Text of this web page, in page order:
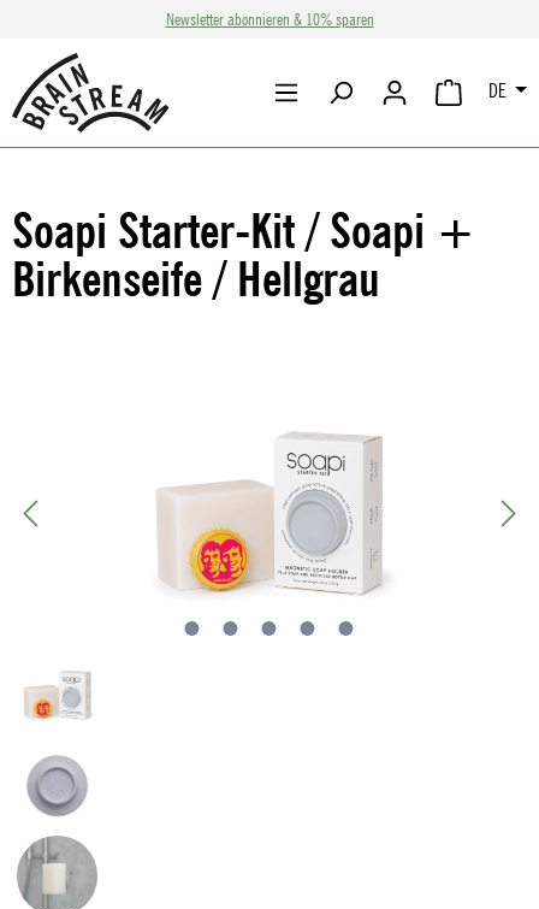
Zum Hauptinhalt springenNewsletter abonnieren & 10% sparen
DE
Soapi Starter-Kit / Soapi +
Birkenseife / Hellgrau